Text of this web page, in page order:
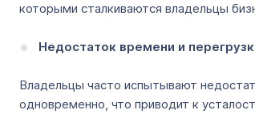
которыми сталкиваются владельцы
Недостаток времени и
Владельцы часто испытывают
одновременно, что приводит к